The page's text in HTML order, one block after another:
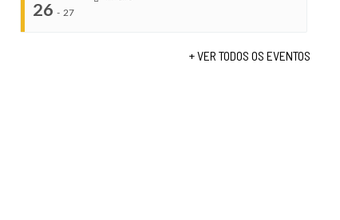
VENUE
COMEÇA
26 - 27
+ VER TODOS OS EVENTOS